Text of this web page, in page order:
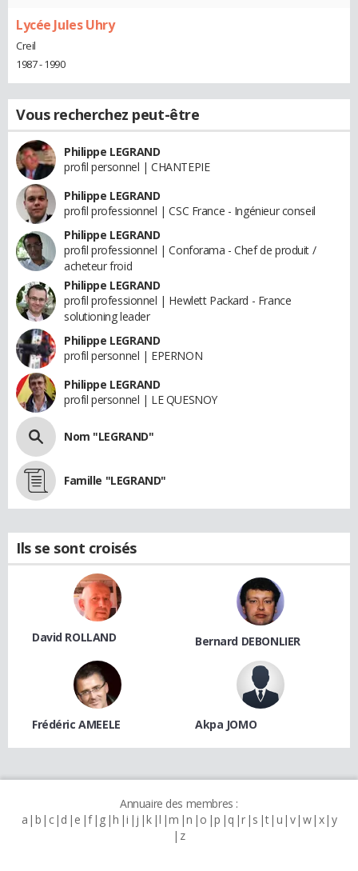
Lycée Jules Uhry
Creil
1987 - 1990
Vous recherchez peut-être
Philippe LEGRAND
profil personnel | CHANTEPIE
Philippe LEGRAND
profil professionnel | CSC France - Ingénieur conseil
Philippe LEGRAND
profil professionnel | Conforama - Chef de produit /
acheteur froid
Philippe LEGRAND
profil professionnel | Hewlett Packard - France
solutioning leader
Philippe LEGRAND
profil personnel | EPERNON
Philippe LEGRAND
profil personnel | LE QUESNOY
Nom "LEGRAND"
Famille "LEGRAND"
Ils se sont croisés
David ROLLAND Bernard DEBONLIER
Frédéric AMEELE Akpa JOMO
Annuaire des membres :
a b c d e f g h i j k l m n o p q r s t u v w x y
z